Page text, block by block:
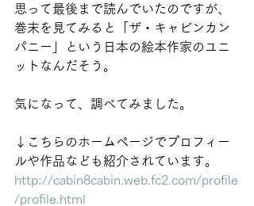
思って最後まで読んでいたのですが、
巻末を見てみると「ザ・キャビンカン
パニー」という日本の絵本作家のユニ
ットなんだそう。
気になって、調べてみました。
↓こちらのホームページでプロフィー
ルや作品なども紹介されています。
http://cabin8cabin.web.fc2.com/profile
/profile.html